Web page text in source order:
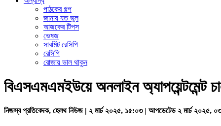
পাঠকের গল্প
জানায় যত ভুল
আজকের টিপস
ভেষজ
সাবমিট রেসিপি
রেসিপি
রোজায় ভাল থাকুন
বিএসএমএমইউয়ে অনলাইন অ্যাপয়েন্টমেন্ট
নিজস্ব প্রতিবেদক, হেলথ নিউজ | ২ মার্চ ২০২৫, ১৫:০৩ | আপডেটেড ২ মার্চ ২০২৫,